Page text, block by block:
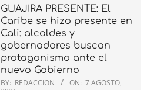
GUAJIRA PRESENTE: El
Caribe se hizo presente en
Cali: alcaldes y
gobernadores buscan
protagonismo ante el
nuevo Gobierno
BY: REDACCION ON: 7 AGOSTO,